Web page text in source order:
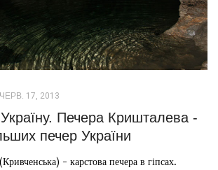
ЧЕРВ. 17, 2013
Печера Кришталева -
печер України
- карстова печера в гіпсах.